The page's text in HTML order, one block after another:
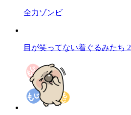
全力ゾンビ
目が笑ってない着ぐるみたち 2